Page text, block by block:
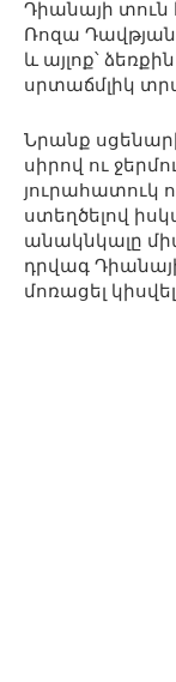
Դիանայի տուն
Ռոզա
և այլոք՝
սրտաճմլիկ
Նրանք
սիրով ու
յուրահատուկ
ստեղծելով
անակնկալը
դրվագ
մոռացել